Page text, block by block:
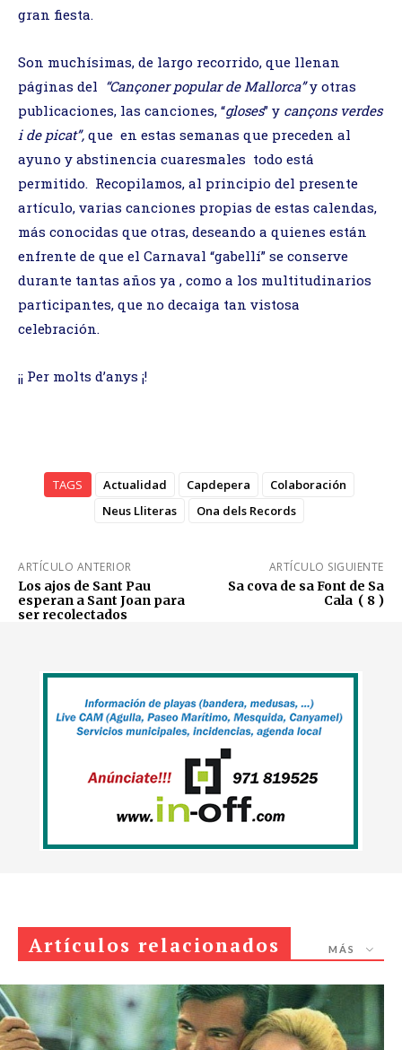
gran fiesta.
Son muchísimas, de largo recorrido, que llenan
páginas del “Cançoner popular de Mallorca”y otras
publicaciones, las canciones, “gloses” y cançons verdes
i de picat”, que en estas semanas que preceden al
ayuno y abstinencia cuaresmales todo está
permitido. Recopilamos, al principio del presente
artículo, varias canciones propias de estas calendas,
más conocidas que otras, deseando a quienes están
enfrente de que el Carnaval “gabellí” se conserve
durante tantas años ya , como a los multitudinarios
participantes, que no decaiga tan vistosa
celebración.
¡¡ Per molts d’anys ¡!
TAGS Actualidad Capdepera
Colaboración
Neus Lliteras
Ona dels Records
ARTÍCULO ANTERIOR
Los ajos de Sant Pau
esperan a Sant Joan para
ser recolectados
ARTÍCULO SIGUIENTE
Sa cova de sa Font de Sa
Cala ( 8 )
Artículos relacionados MÁS